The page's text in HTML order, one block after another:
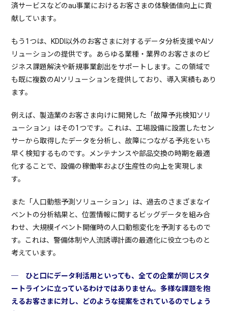
済サービスなどのau事業におけるお客さまの体験価値向上に貢
献しています。
もう1つは、KDDI以外のお客さまに対するデータ分析支援やAIソ
リューションの提供です。あらゆる業種・業界のお客さまのビ
ジネス課題解決や新規事業創出をサポートします。この領域で
も既に複数のAIソリューションを提供しており、導入実績もあり
ます。
例えば、製造業のお客さま向けに開発した「故障予兆検知ソリ
ューション」はその1つです。これは、工場設備に設置したセン
サーから取得したデータを分析し、故障につながる予兆をいち
早く検知するものです。メンテナンスや部品交換の時期を最適
化することで、設備の稼働率および生産性の向上を実現しま
す。
また「人口動態予測ソリューション」は、過去のさまざまなイ
ベントの分析結果と、位置情報に関するビッグデータを組み合
わせ、大規模イベント開催時の人口動態変化を予測するもので
す。これは、警備体制や人流誘導計画の最適化に役立つものと
考えています。
─ ひと口にデータ利活用といっても、全ての企業が同じスタ
ートラインに立っているわけではありません。多様な課題を抱
えるお客さまに対し、どのような提案をされているのでしょう